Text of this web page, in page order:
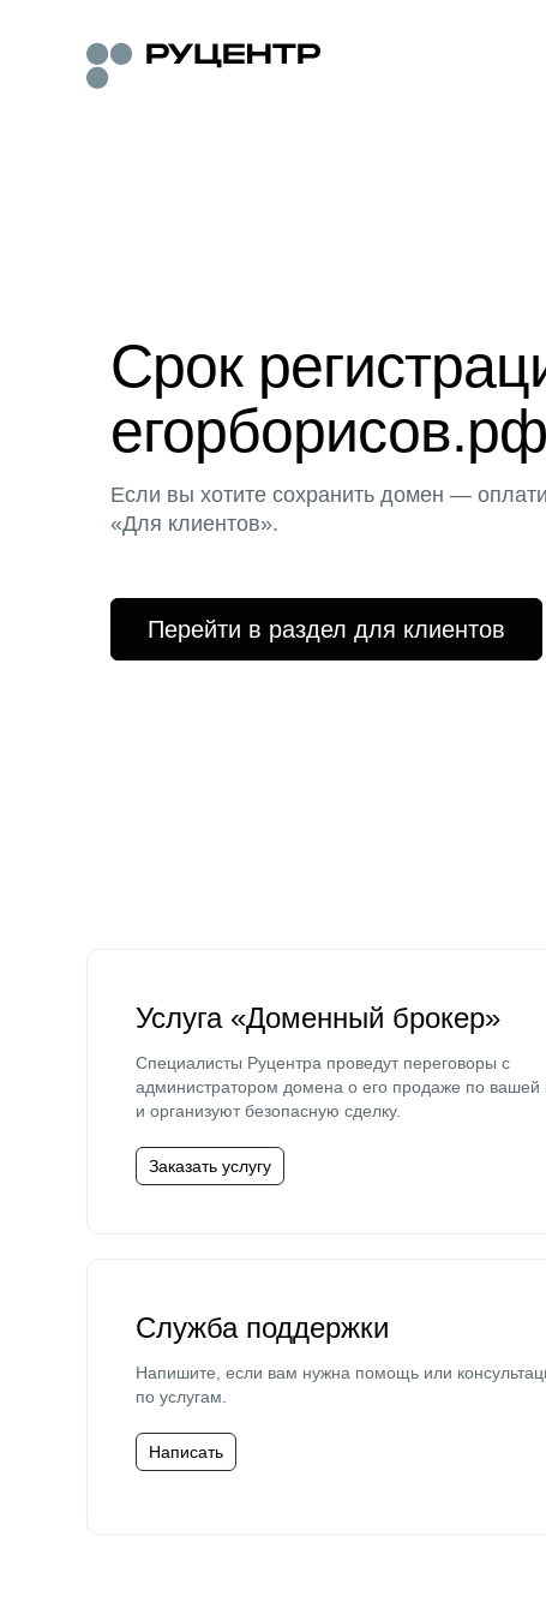
Срок
Если вы хотите сохранить домен —
«Для клиентов».
Перейти в раздел для клиентов
Услуга «Доменный брокер»
Специалисты Руцентра проведут переговоры с
администратором домена о его продаже по вашей
и организуют безопасную сделку.
Заказать услугу
Служба поддержки
Напишите, если вам нужна помощь или
по услугам.
Написать